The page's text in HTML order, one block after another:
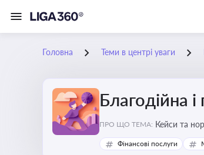
Головна Теми в центрі уваги
Благодійна
ПРО ЩО ТЕМА: Кейси та
Фінансові послуги